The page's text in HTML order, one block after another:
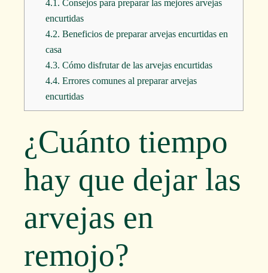
4.1. Consejos para preparar las mejores arvejas
encurtidas
4.2. Beneficios de preparar arvejas encurtidas en
casa
4.3. Cómo disfrutar de las arvejas encurtidas
4.4. Errores comunes al preparar arvejas
encurtidas
¿Cuánto tiempo
hay que dejar las
arvejas en
remojo?